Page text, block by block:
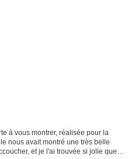
à vous montrer, réalisée pour la
nous avait montré une très belle
et je l'ai trouvée si jolie que